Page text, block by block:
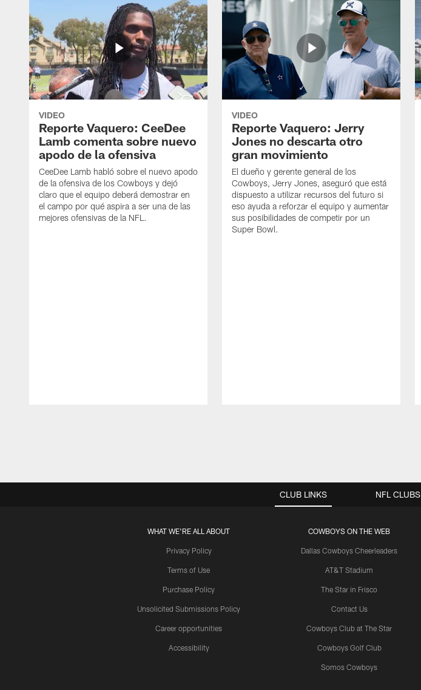
VIDEO
Reporte Vaquero: CeeDee
Lamb comenta sobre nuevo
apodo de la ofensiva
CeeDee Lamb habló sobre el nuevo apodo
de la ofensiva de los Cowboys y dejó
claro que el equipo deberá demostrar en
el campo por qué aspira a ser una de las
mejores ofensivas de la NFL.
VIDEO
Reporte Vaquero: Jerry
Jones no descarta otro
gran movimiento
El dueño y gerente general de los
Cowboys, Jerry Jones, aseguró que está
dispuesto a utilizar recursos del futuro si
eso ayuda a reforzar el equipo y aumentar
sus posibilidades de competir por un
Super Bowl.
CLUB LINKS
WHAT WE'RE ALL ABOUT
Privacy Policy
Terms of Use
Purchase Policy
Unsolicited Submissions Policy
Career opportunities
Accessibility
COWBOYS ON THE WEB
Dallas Cowboys Cheerleaders
AT&T Stadium
The Star in Frisco
Contact Us
Cowboys Club at The Star
Cowboys Golf Club
Somos Cowboys
NFL CLUBS